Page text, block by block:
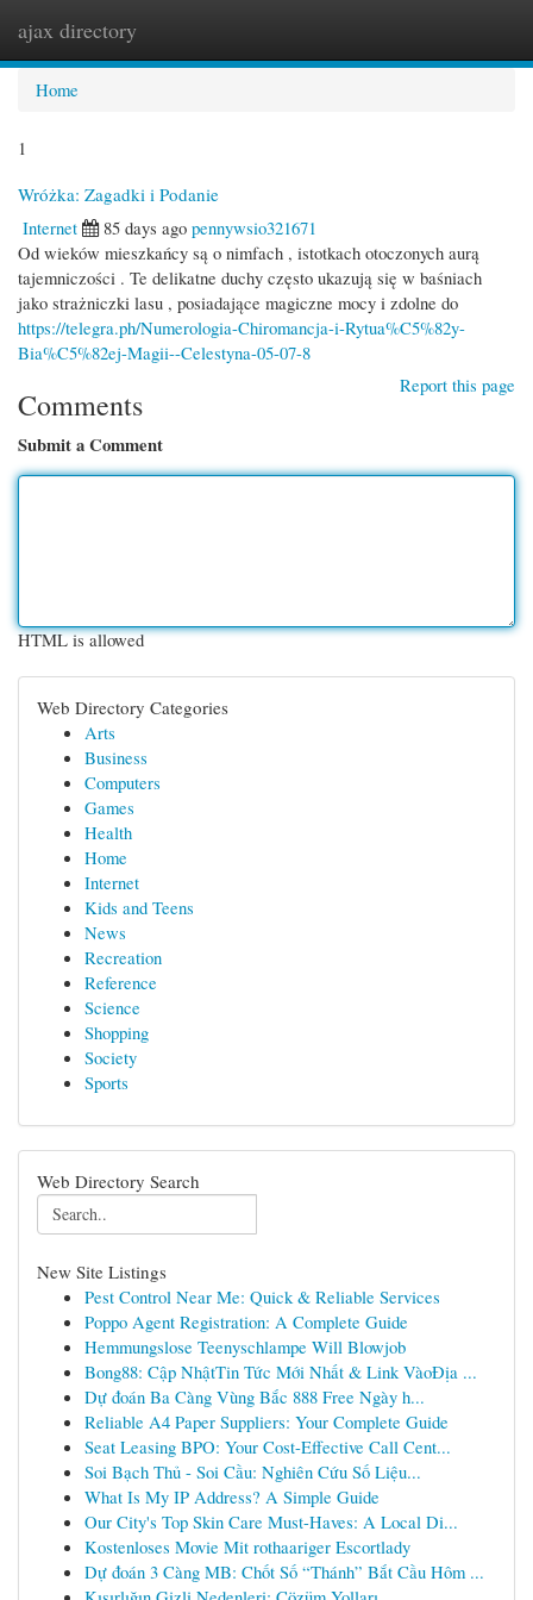
ajax directory
Home
1
Wróżka: Zagadki i Podanie
Internet
85 days ago pennywsio321671
Od wieków mieszkańcy są o nimfach , istotkach otoczonych aurą
tajemniczości . Te delikatne duchy często ukazują się w baśniach
jako strażniczki lasu , posiadające magiczne mocy i zdolne do
https://telegra.ph/Numerologia-Chiromancja-i-Rytua%C5%82y-
Bia%C5%82ej-Magii--Celestyna-05-07-8
Report this page
Comments
Submit a Comment
HTML is allowed
Web Directory Categories
Arts
Business
Computers
Games
Health
Home
Internet
Kids and Teens
News
Recreation
Reference
Science
Shopping
Society
Sports
Web Directory Search
New Site Listings
Pest Control Near Me: Quick & Reliable Services
Poppo Agent Registration: A Complete Guide
Hemmungslose Teenyschlampe Will Blowjob
Bong88: Cập NhậtTin Tức Mới Nhất & Link VàoĐịa ...
Dự đoán Ba Càng Vùng Bắc 888 Free Ngày h...
Reliable A4 Paper Suppliers: Your Complete Guide
Seat Leasing BPO: Your Cost-Effective Call Cent...
Soi Bạch Thủ - Soi Cầu: Nghiên Cứu Số Liệu...
What Is My IP Address? A Simple Guide
Our City's Top Skin Care Must-Haves: A Local Di...
Kostenloses Movie Mit rothaariger Escortlady
Dự đoán 3 Càng MB: Chốt Số “Thánh” Bắt Cầu Hôm ...